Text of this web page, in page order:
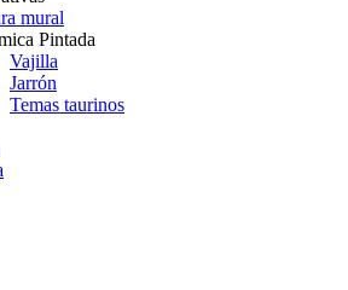
mural
Pintada
Vajilla
Jarrón
Temas taurinos